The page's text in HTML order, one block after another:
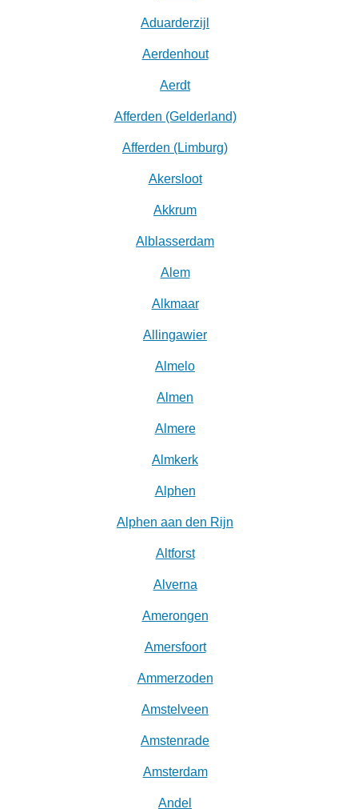
Aduarderzijl
Aerdenhout
Aerdt
Afferden (Gelderland)
Afferden (Limburg)
Akersloot
Akkrum
Alblasserdam
Alem
Alkmaar
Allingawier
Almelo
Almen
Almere
Almkerk
Alphen
Alphen aan den Rijn
Altforst
Alverna
Amerongen
Amersfoort
Ammerzoden
Amstelveen
Amstenrade
Amsterdam
Andel